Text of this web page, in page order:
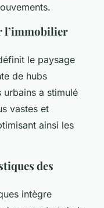
l’immobilier
le paysage
de hubs
a stimulé
vastes et
ainsi les
des
intègre